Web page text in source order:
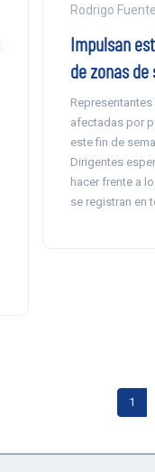
Rodrigo
Impulsan
de zonas
afectadas por
este fin de
Dirigentes
hacer frente a
se registran en
1